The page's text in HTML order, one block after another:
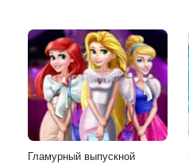
Гламурный выпускной